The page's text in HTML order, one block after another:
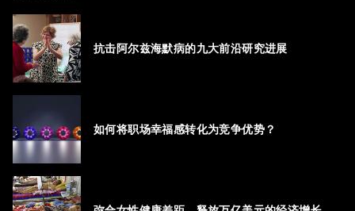
抗击阿尔兹海默病的九大前沿研究进展
如何将职场幸福感转化为竞争优势？